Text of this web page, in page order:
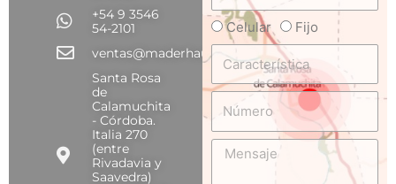
+54 9 3546
54-2101
ventas@maderhaus.com
Santa Rosa
de
Calamuchita
- Córdoba.
Italia 270
(entre
Rivadavia y
Saavedra)
Teléfono
Celular Fijo
Característica
Mensaje